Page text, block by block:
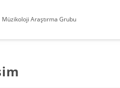
Müzikoloji Araştırma Grubu